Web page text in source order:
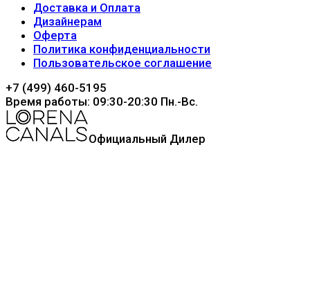
Доставка и Оплата
Дизайнерам
Оферта
Политика конфиденциальности
Пользовательское соглашение
+7 (499) 460-5195
Время работы: 09:30-20:30 Пн.-Вc.
Официальный Дилер